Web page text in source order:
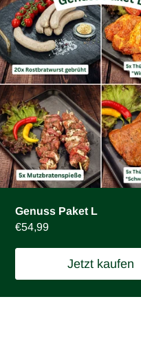
Genuss Paket L
Preis:
€54,99
Jetzt kaufen